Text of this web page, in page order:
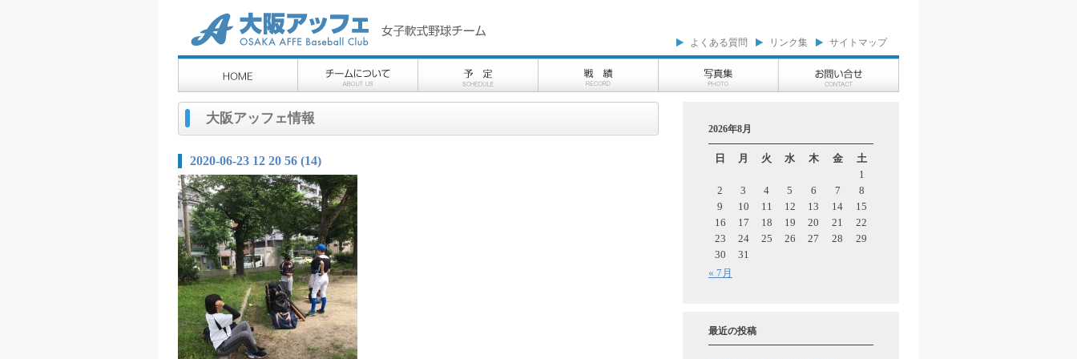
よくある質問 リンク集 サイトマップ
大阪アッフェ情報
2020-06-23 12 20 56 (14)
2026年8月
日 月 火 水 木 金 土
« 7月
1
2
3 4 5 6 7
8
9
10 11 12 13 14
15
16
17 18 19 20 21
22
23
24 25 26 27 28
29
30
31
最近の投稿